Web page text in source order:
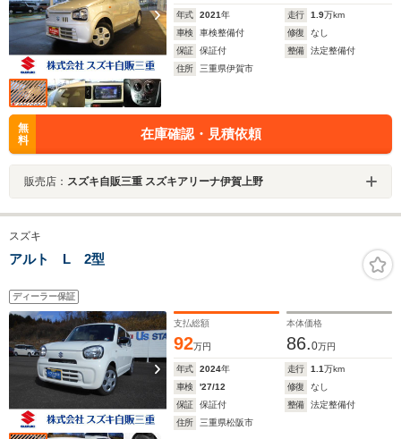
年式 2021年 走行 1.9万km
車検
車検整備付 修復
なし
保証
保証付 整備
法定整備付
住所
三重県伊賀市
無
料
在庫確認・見積依頼
販売店： スズキ自販三重 スズキアリーナ伊賀上野
スズキ
アルト L 2型
ディーラー保証
支払総額
92万円
本体価格
86.0万円
年式 2024年 走行 1.1万km
車検
'27/12 修復
なし
保証
保証付 整備
法定整備付
住所
三重県松阪市